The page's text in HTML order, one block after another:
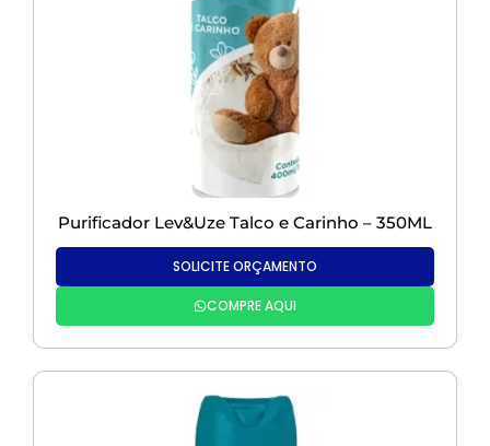
Purificador Lev&Uze Talco e Carinho – 350ML
SOLICITE ORÇAMENTO
COMPRE AQUI